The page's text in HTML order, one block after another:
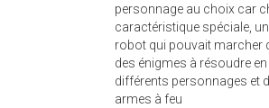
personnage au choix car
caractéristique spéciale,
robot qui pouvait marcher
des énigmes à résoudre
différents personnages et
armes à feu